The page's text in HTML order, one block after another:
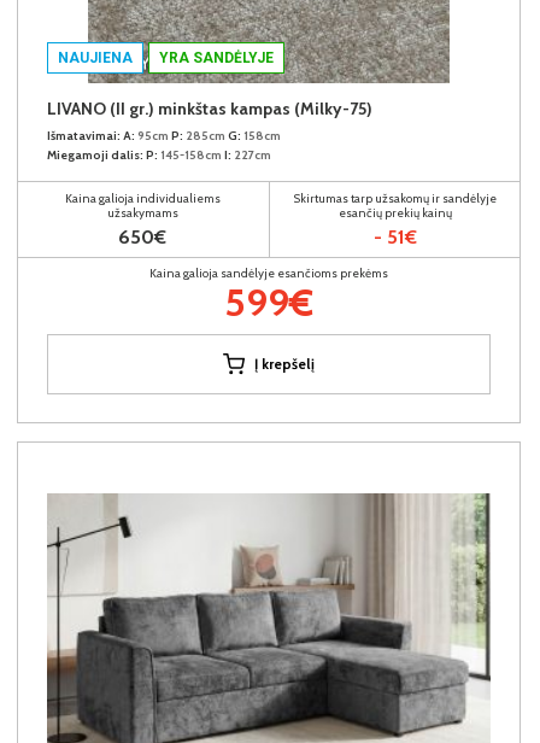
NAUJIENA YRA SANDĖLYJE
LIVANO (II gr.) minkštas kampas (Milky-75)
Išmatavimai: A: 95cm P: 285cm G: 158cm
Miegamoji dalis: P: 145-158cm I: 227cm
Kaina galioja individualiems
užsakymams
650€
Skirtumas tarp užsakomų ir sandėlyje
esančių prekių kainų
- 51€
Kaina galioja sandėlyje esančioms prekėms
599€
Į krepšelį